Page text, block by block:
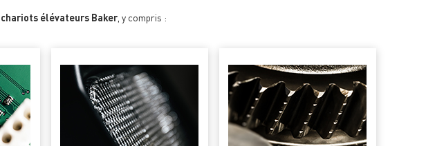
élévateurs Baker , y compris :